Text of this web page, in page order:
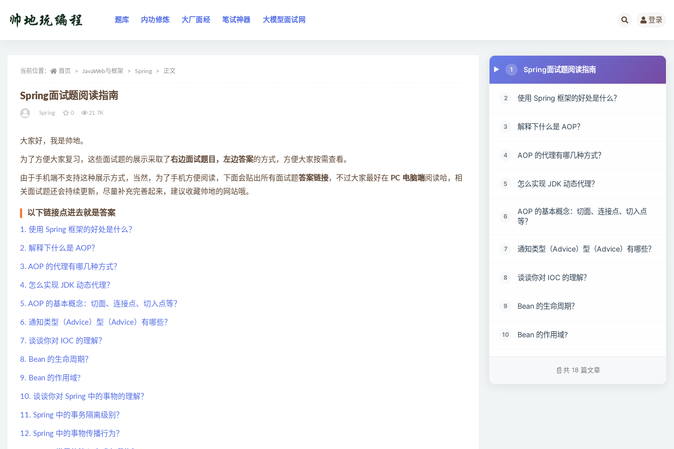
题库 内功修炼 大厂面经 笔试神器 大模型面试网 登录
当前位置： 首页 JavaWeb与框架 Spring 正文
Spring面试题阅读指南
Spring 0 21.7K
大家好，我是帅地。
为了方便大家复习，这些面试题的展示采取了 右边面试题目，左边答案的方式，方便大家按需查看。
由于手机端不支持这种展示方式，当然，为了手机方便阅读，下面会贴出所有面试题答案链接，不过大家最好在 PC 电脑端阅读哈，相
关面试题还会持续更新，尽量补充完善起来，建议收藏帅地的网站哦。
以下链接点进去就是答案
1. 使用 Spring 框架的好处是什么？
2. 解释下什么是 AOP？
3. AOP 的代理有哪几种方式？
4. 怎么实现 JDK 动态代理？
5. AOP 的基本概念：切面、连接点、切入点等？
6. 通知类型（Advice）型（Advice）有哪些？
7. 谈谈你对 IOC 的理解？
8. Bean 的生命周期？
9. Bean 的作用域?
10. 谈谈你对 Spring 中的事物的理解？
11. Spring 中的事务隔离级别？
12. Spring 中的事物传播行为？
1 Spring面试题阅读指南
2 使用 Spring 框架的好处是什么？
3 解释下什么是 AOP？
4 AOP 的代理有哪几种方式？
5 怎么实现 JDK 动态代理？
6
AOP 的基本概念：切面、连接点、切入点
等？
7 通知类型（Advice）型（Advice）有哪些？
8 谈谈你对 IOC 的理解？
9 Bean 的生命周期？
10 Bean 的作用域?
共 18 篇文章